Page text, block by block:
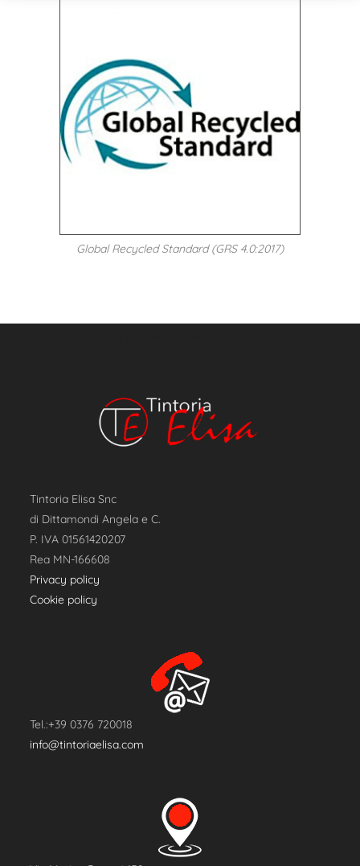
Global Recycled Standard (GRS 4.0:2017)
Tintoria Elisa Snc
di Dittamondi Angela e C.
P. IVA 01561420207
Rea MN-166608
Privacy policy
Cookie policy
Tel.:+39 0376 720018
info@tintoriaelisa.com